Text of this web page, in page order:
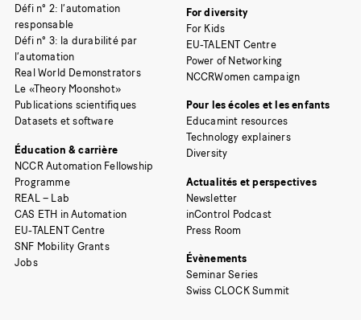
Défi n° 2: l’automation
responsable
Défi n° 3: la durabilité par
l’automation
Real World Demonstrators
Le «Theory Moonshot»
Publications scientifiques
Datasets et software
Éducation & carrière
NCCR Automation Fellowship
Programme
REAL – Lab
CAS ETH in Automation
EU-TALENT Centre
SNF Mobility Grants
Jobs
For diversity
For Kids
EU-TALENT Centre
Power of Networking
NCCRWomen campaign
Pour les écoles et les enfants
Educamint resources
Technology explainers
Diversity
Actualités et perspectives
Newsletter
inControl Podcast
Press Room
Évènements
Seminar Series
Swiss CLOCK Summit